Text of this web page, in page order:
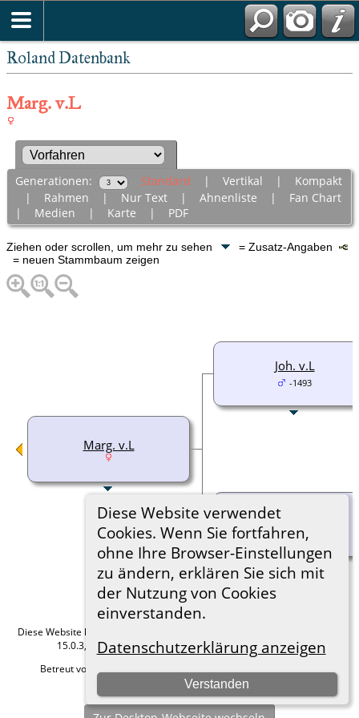
Roland Datenbank
Diese Website verwendet
Cookies. Wenn Sie fortfahren,
ohne Ihre Browser-Einstellungen
zu ändern, erklären Sie sich mit
der Nutzung von Cookies
einverstanden.
Datenschutzerklärung anzeigen
Verstanden
Marg. v.L
Generationen: Standard | Vertikal | Kompakt
| Rahmen | Nur Text| Ahnenliste | Fan Chart
| Medien | Karte | PDF
Ziehen oder scrollen, um mehr zu sehen
= Zusatz-Angaben
= neuen Stammbaum zeigen
Marg. v.L
Joh. v.L
-1493
To. v.Griffte
Diese Website läuft mit
15.0.3, programmiert von Darrin Lythgoe © 2001-2026.
Betreut von
Hier geht es zum Impressum